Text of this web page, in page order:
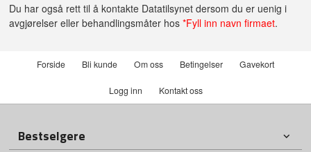
Du har også rett til å kontakte Datatilsynet dersom du er uenig i
avgjørelser eller behandlingsmåter hos*Fyll inn navn firmaet.
Forside Bli kunde Om oss Betingelser Gavekort
Logg inn Kontakt oss
Bestselgere